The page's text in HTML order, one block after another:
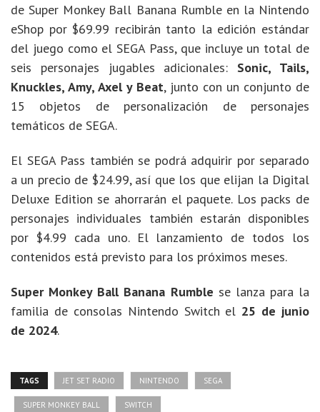
de Super Monkey Ball Banana Rumble en la Nintendo
eShop por $69.99 recibirán tanto la edición estándar
del juego como el SEGA Pass, que incluye un total de
seis personajes jugables adicionales: Sonic, Tails,
Knuckles, Amy, Axel y Beat, junto con un conjunto de
15 objetos de personalización de personajes
temáticos de SEGA.
El SEGA Pass también se podrá adquirir por separado
a un precio de $24.99, así que los que elijan la Digital
Deluxe Edition se ahorrarán el paquete. Los packs de
personajes individuales también estarán disponibles
por $4.99 cada uno. El lanzamiento de todos los
contenidos está previsto para los próximos meses.
Super Monkey Ball Banana Rumble se lanza para la
familia de consolas Nintendo Switch el 25 de junio
de 2024.
TAGS JET SET RADIO NINTENDO SEGA
SUPER MONKEY BALL SWITCH